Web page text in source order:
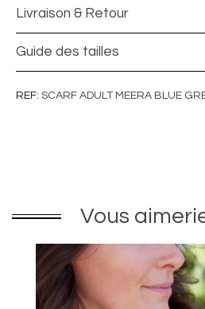
Livraison & Retour
Guide des tailles
REF SCARF ADULT MEERA BLUE
Vous